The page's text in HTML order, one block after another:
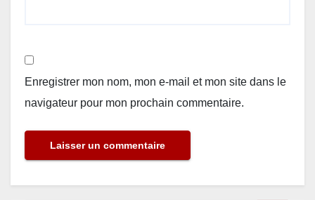
Enregistrer mon nom, mon e-mail et mon site dans le
navigateur pour mon prochain commentaire.